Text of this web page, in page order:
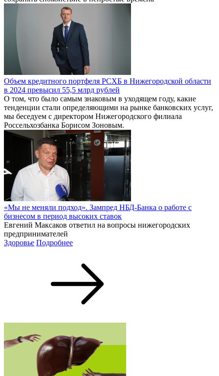
Объем кредитного портфеля РСХБ в Нижегородской области
в 2024 превысил 55,5 млрд рублей
О том, что было самым знаковым в уходящем году, какие
тенденции стали определяющими на рынке банковских услуг,
мы беседуем с директором Нижегородского филиала
Россельхозбанка Борисом Зоновым.
«Мы не меняли подход». Зампред НБД-Банка о работе с
бизнесом в период высоких ставок
Евгений Максаков ответил на вопросы нижегородских
предпринимателей
Здоровье Подробнее